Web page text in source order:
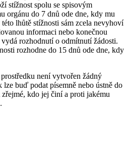
stížnost spolu se spisovým
orgánu do 7 dnů ode dne, kdy mu
lhůtě stížnosti sám zcela nevyhoví
informaci nebo konečnou
rozhodnutí o odmítnutí žádosti.
rozhodne do 15 dnů ode dne, kdy
není vytvořen žádný
buď podat písemně nebo ústně do
kdo jej činí a proti jakému